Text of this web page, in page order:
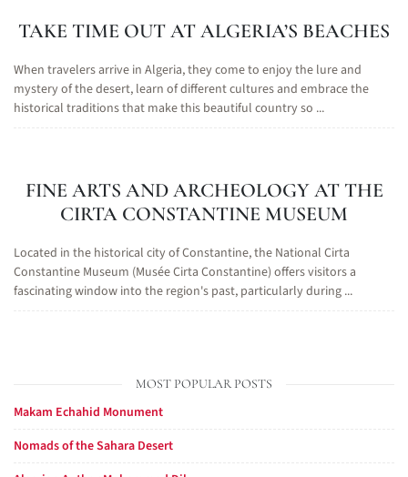
TAKE TIME OUT AT ALGERIA’S BEACHES
When travelers arrive in Algeria, they come to enjoy the lure and
mystery of the desert, learn of different cultures and embrace the
historical traditions that make this beautiful country so ...
FINE ARTS AND ARCHEOLOGY AT THE
CIRTA CONSTANTINE MUSEUM
Located in the historical city of Constantine, the National Cirta
Constantine Museum (Musée Cirta Constantine) offers visitors a
fascinating window into the region's past, particularly during ...
MOST POPULAR POSTS
Makam Echahid Monument
Nomads of the Sahara Desert